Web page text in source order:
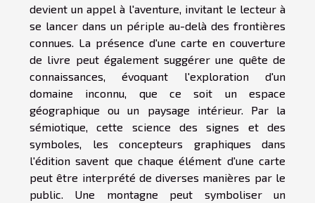
devient un appel à l'aventure, invitant le lecteur à
se lancer dans un périple au-delà des frontières
connues. La présence d'une carte en couverture
de livre peut également suggérer une quête de
connaissances, évoquant l'exploration d'un
domaine inconnu, que ce soit un espace
géographique ou un paysage intérieur. Par la
sémiotique, cette science des signes et des
symboles, les concepteurs graphiques dans
l'édition savent que chaque élément d'une carte
peut être interprété de diverses manières par le
public. Une montagne peut symboliser un